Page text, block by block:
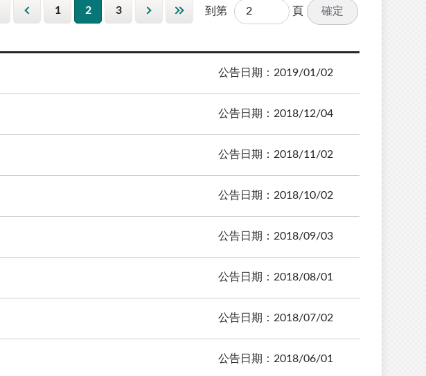
1 2 3 到第 頁 確定
公告日期：2019/01/02
公告日期：2018/12/04
公告日期：2018/11/02
公告日期：2018/10/02
公告日期：2018/09/03
公告日期：2018/08/01
公告日期：2018/07/02
公告日期：2018/06/01